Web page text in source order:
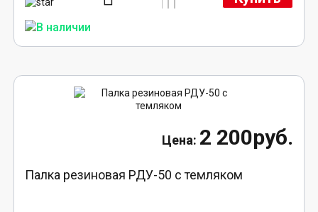
2 200руб.
Палка резиновая РДУ-50 с темляком